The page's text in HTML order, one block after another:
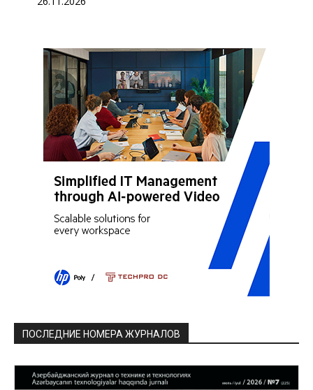
ПОСЛЕДНИЕ НОМЕРА ЖУРНАЛОВ